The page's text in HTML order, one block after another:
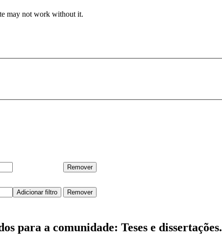
may not work without it.
para a comunidade: Teses e dissertações.